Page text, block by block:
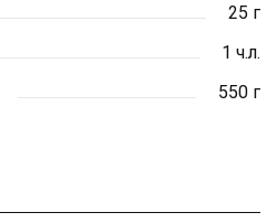
25 г
1 ч.л.
550 г